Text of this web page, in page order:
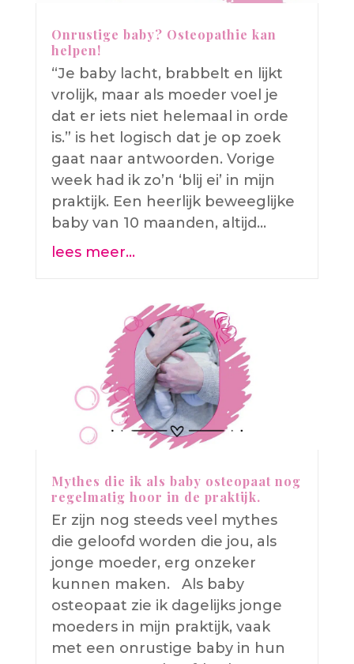
Onrustige baby? Osteopathie kan
helpen!
“Je baby lacht, brabbelt en lijkt
vrolijk, maar als moeder voel je
dat er iets niet helemaal in orde
is.” is het logisch dat je op zoek
gaat naar antwoorden. Vorige
week had ik zo’n ‘blij ei’ in mijn
praktijk. Een heerlijk beweeglijke
baby van 10 maanden, altijd…
lees meer…
Mythes die ik als baby osteopaat nog
regelmatig hoor in de praktijk.
Er zijn nog steeds veel mythes
die geloofd worden die jou, als
jonge moeder, erg onzeker
kunnen maken. Als baby
osteopaat zie ik dagelijks jonge
moeders in mijn praktijk, vaak
met een onrustige baby in hun